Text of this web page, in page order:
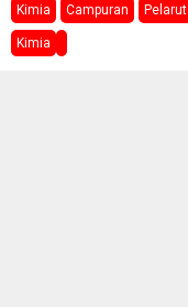
Kimia Campuran Pelarut
Kimia